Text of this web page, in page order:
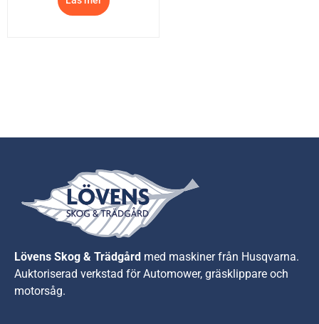
Lövens Skog & Trädgård med maskiner från Husqvarna.
Auktoriserad verkstad för Automower, gräsklippare och
motorsåg.